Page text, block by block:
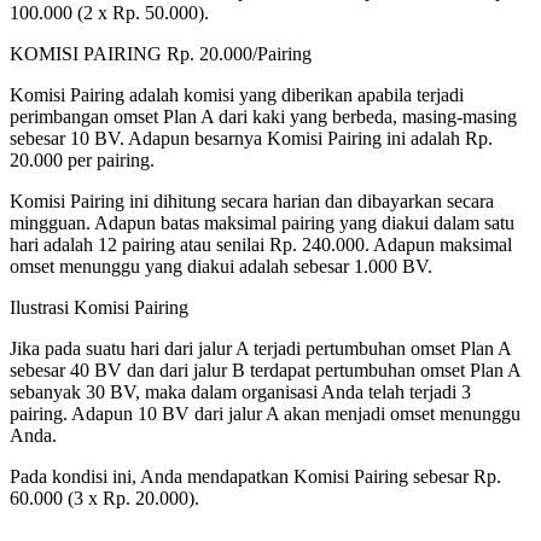
100.000 (2 x Rp. 50.000).
KOMISI PAIRING Rp. 20.000/Pairing
Komisi Pairing adalah komisi yang diberikan apabila terjadi
perimbangan omset Plan A dari kaki yang berbeda, masing-masing
sebesar 10 BV. Adapun besarnya Komisi Pairing ini adalah Rp.
20.000 per pairing.
Komisi Pairing ini dihitung secara harian dan dibayarkan secara
mingguan. Adapun batas maksimal pairing yang diakui dalam satu
hari adalah 12 pairing atau senilai Rp. 240.000. Adapun maksimal
omset menunggu yang diakui adalah sebesar 1.000 BV.
Ilustrasi Komisi Pairing
Jika pada suatu hari dari jalur A terjadi pertumbuhan omset Plan A
sebesar 40 BV dan dari jalur B terdapat pertumbuhan omset Plan A
sebanyak 30 BV, maka dalam organisasi Anda telah terjadi 3
pairing. Adapun 10 BV dari jalur A akan menjadi omset menunggu
Anda.
Pada kondisi ini, Anda mendapatkan Komisi Pairing sebesar Rp.
60.000 (3 x Rp. 20.000).